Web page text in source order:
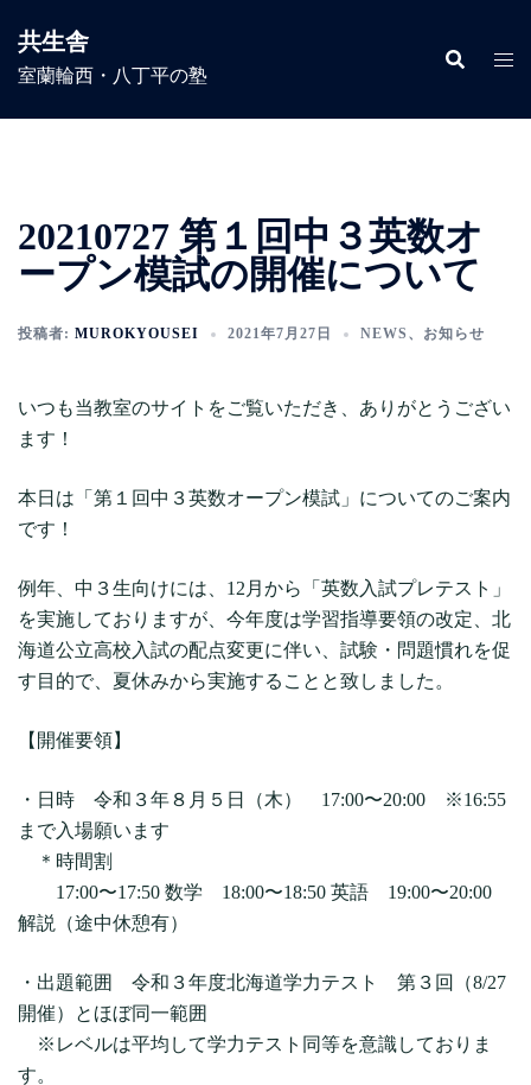
共生舎
室蘭輪西・八丁平の塾
20210727 第１回中３英数オ
ープン模試の開催について
投稿者: MUROKYOUSEI 2021年7月27日 NEWS 、 お知らせ
いつも当教室のサイトをご覧いただき、ありがとうござい
ます！
本日は「第１回中３英数オープン模試」についてのご案内
です！
例年、中３生向けには、12月から「英数入試プレテスト」
を実施しておりますが、今年度は学習指導要領の改定、北
海道公立高校入試の配点変更に伴い、試験・問題慣れを促
す目的で、夏休みから実施することと致しました。
【開催要領】
・日時 令和３年８月５日（木） 17:00〜20:00 ※16:55
まで入場願います
＊時間割
17:00〜17:50 数学 18:00〜18:50 英語 19:00〜20:00
解説（途中休憩有）
・出題範囲 令和３年度北海道学力テスト 第３回（8/27
開催）とほぼ同一範囲
※レベルは平均して学力テスト同等を意識しておりま
す。